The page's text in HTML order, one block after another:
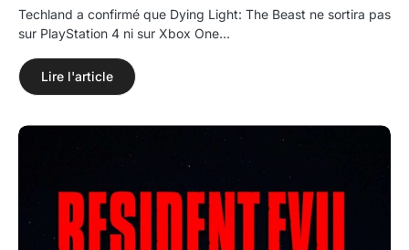
Techland a confirmé que Dying Light: The Beast ne sortira pas
sur PlayStation 4 ni sur Xbox One…
Lire l'article